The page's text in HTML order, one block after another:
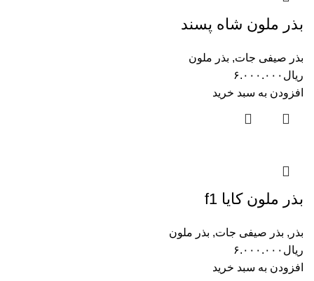
بذر ملون شاه پسند
بذر صیفی جات, بذر ملون
ریال ۶.۰۰۰.۰۰۰
افزودن به سبد خرید
بذر ملون کایا f1
بذر , بذر صیفی جات, بذر ملون
ریال ۶.۰۰۰.۰۰۰
افزودن به سبد خرید